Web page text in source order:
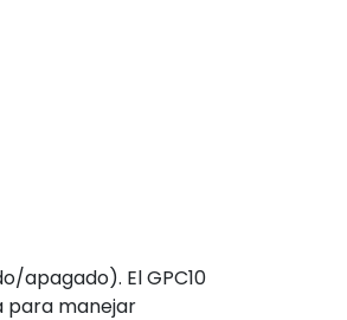
apagado). El GPC10
para manejar